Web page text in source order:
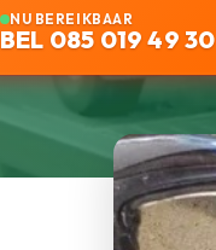
NU BEREIKBAAR
BEL 085 019 49 30